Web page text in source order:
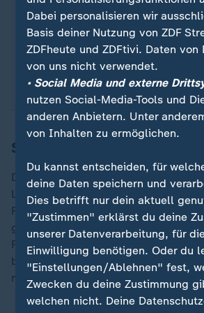
Auf eine gesunde und
achten.
Auf eine guteSchlafhygiene
rechtzeitig ins Bett gehen
Schlafen nicht auf das Handy
So kann Work-Life-
Damit Work-Life-Blending
Lütke Lanfer klare Vorgaben geben:
Regeln, um Flexibilität gut gestalten
genau zu wissen, wie man mit damit
Regel im Unternehmen könne etwa
bestimmten Zeit keine Mails mehr
müssen.
Dabei personalisieren wir
Basis deiner Nutzung von ZDF
ZDFheute und ZDFtivi. Daten von
von uns nicht verwendet.
• Social Media und externe
nutzen Social-Media-Tools und
anderen Anbietern. Unter
von Inhalten zu ermöglichen.
Du kannst entscheiden, für
deine Daten speichern und
Dies betrifft nur dein aktuell
"Zustimmen" erklärst du deine
unserer Datenverarbeitung, für
Einwilligung benötigen. Oder du
"Einstellungen/Ablehnen" fest,
Zwecken du deine Zustimmung
welchen nicht. Deine